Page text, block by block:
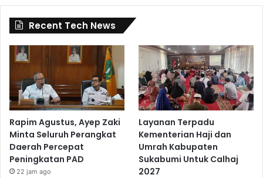
Recent Tech News
Rapim Agustus, Ayep Zaki
Minta Seluruh Perangkat
Daerah Percepat
Peningkatan PAD
22 jam ago
Layanan Terpadu
Kementerian Haji dan
Umrah Kabupaten
Sukabumi Untuk Calhaj
2027